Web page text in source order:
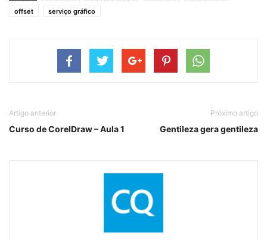
offset
serviço gráfico
Artigo anterior
Curso de CorelDraw – Aula 1
Próximo artigo
Gentileza gera gentileza